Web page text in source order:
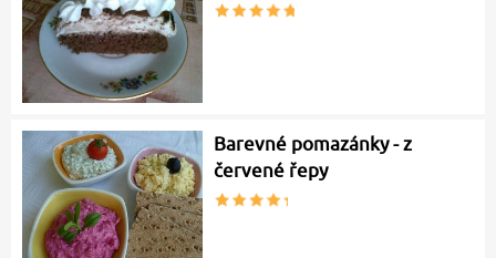
Barevné pomazánky - z
červené řepy